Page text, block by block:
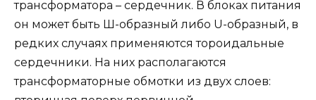
трансформатора – сердечник. В блоках питания
он может быть Ш-образный либо U-образный, в
редких случаях применяются тороидальные
сердечники. На них располагаются
трансформаторные обмотки из двух слоев: